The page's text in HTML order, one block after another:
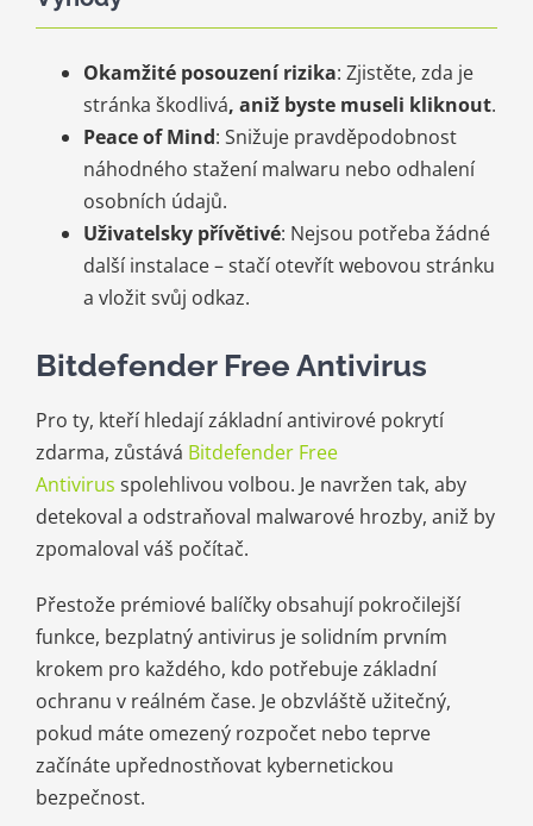
Okamžité posouzení rizika: Zjistěte, zda je
stránka škodlivá, aniž byste museli kliknout.
Peace of Mind: Snižuje pravděpodobnost
náhodného stažení malwaru nebo odhalení
osobních údajů.
Uživatelsky přívětivé: Nejsou potřeba žádné
další instalace – stačí otevřít webovou stránku
a vložit svůj odkaz.
Bitdefender Free Antivirus
Pro ty, kteří hledají základní antivirové pokrytí
zdarma, zůstává Bitdefender Free
Antivirus spolehlivou volbou. Je navržen tak, aby
detekoval a odstraňoval malwarové hrozby, aniž by
zpomaloval váš počítač.
Přestože prémiové balíčky obsahují pokročilejší
funkce, bezplatný antivirus je solidním prvním
krokem pro každého, kdo potřebuje základní
ochranu v reálném čase. Je obzvláště užitečný,
pokud máte omezený rozpočet nebo teprve
začínáte upřednostňovat kybernetickou
bezpečnost.